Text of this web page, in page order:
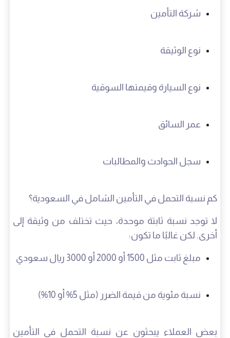
شركة التأمين
نوع الوثيقة
نوع السيارة وقيمتها السوقية
عمر السائق
سجل الحوادث والمطالبات
كم نسبة التحمل في التأمين الشامل في السعودية؟
لا توجد نسبة ثابتة موحدة، حيث تختلف من وثيقة إلى
أخرى. لكن غالبًا ما تكون:
مبلغ ثابت مثل 1500 أو 2000 أو 3000 ريال سعودي
نسبة مئوية من قيمة الضرر (مثل 5% أو 10%)
بعض العملاء يبحثون عن نسبة التحمل في التأمين